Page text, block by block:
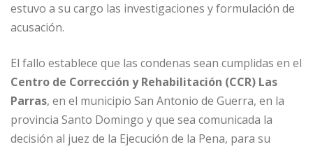
estuvo a su cargo las investigaciones y formulación de
acusación.
El fallo establece que las condenas sean cumplidas en el
Centro de Corrección y Rehabilitación (CCR) Las
Parras, en el municipio San Antonio de Guerra, en la
provincia Santo Domingo y que sea comunicada la
decisión al juez de la Ejecución de la Pena, para su